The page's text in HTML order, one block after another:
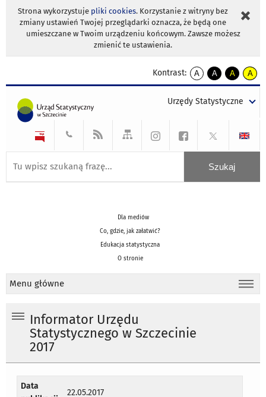
Strona wykorzystuje pliki cookies. Korzystanie z witryny bez
zmiany ustawień Twojej przeglądarki oznacza, że będą one
umieszczane w Twoim urządzeniu końcowym. Zawsze możesz
zmienić te ustawienia.
Kontrast:
A
kontrast
A
kontrast
tekst
czarnym
A
kontrast
tekst
czarnym
A
tekst
żółtym
Urzędy Statystyczne
Dla mediów
Co, gdzie, jak załatwić?
Edukacja statystyczna
O stronie
Menu główne
Informator Urzędu
Statystycznego w Szczecinie
2017
Data
22.05.2017